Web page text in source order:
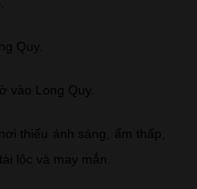
Quy.
vào Long Quy.
thiếu ánh sáng, ẩm thấp,
lộc và may mắn.